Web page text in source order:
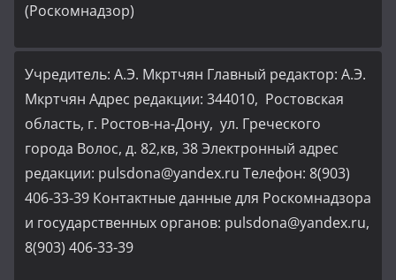
(Роскомнадзор)
Учредитель: А.Э. Мкртчян Главный редактор: А.Э.
Мкртчян Адрес редакции: 344010, Ростовская
область, г. Ростов-на-Дону, ул. Греческого
города Волос, д. 82,кв, 38 Электронный адрес
редакции: pulsdona@yandex.ru Телефон: 8(903)
406-33-39 Контактные данные для Роскомнадзора
и государственных органов: pulsdona@yandex.ru,
8(903) 406-33-39